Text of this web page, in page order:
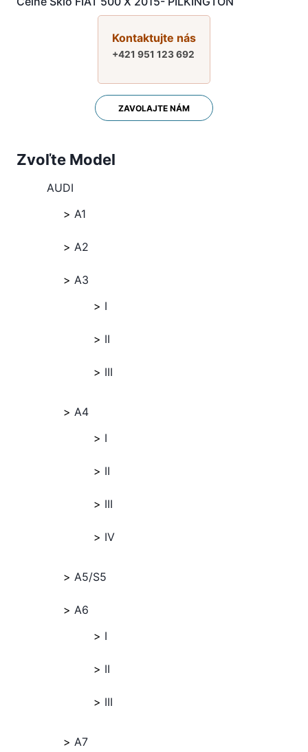
Kontaktujte nás
+421 951 123 692
ZAVOLAJTE NÁM
Zvoľte Model
AUDI
A1
A2
A3
I
II
III
A4
I
II
III
IV
A5/S5
A6
I
II
III
A7